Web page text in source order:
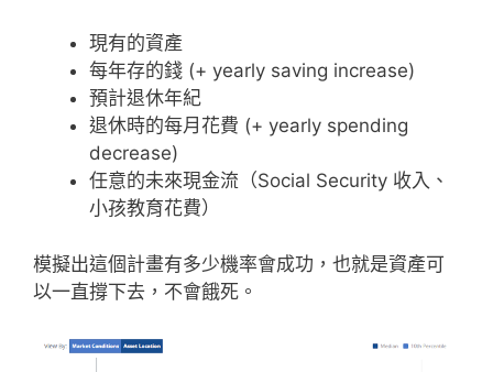
現有的資產
每年存的錢 (+ yearly saving increase)
預計退休年紀
退休時的每月花費 (+ yearly spending
decrease)
任意的未來現金流（Social Security 收入、
小孩教育花費）
模擬出這個計畫有多少機率會成功，也就是資產可
以一直撐下去，不會餓死。